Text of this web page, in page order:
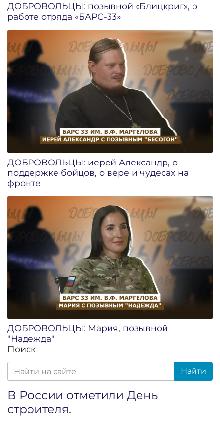
ДОБРОВОЛЬЦЫ: позывной «Блицкриг», о
работе отряда «БАРС-33»
ДОБРОВОЛЬЦЫ: иерей Александр, о
поддержке бойцов, о вере и чудесах на
фронте
ДОБРОВОЛЬЦЫ: Мария, позывной
"Надежда"
Поиск
Найти
В России отметили День
строителя.